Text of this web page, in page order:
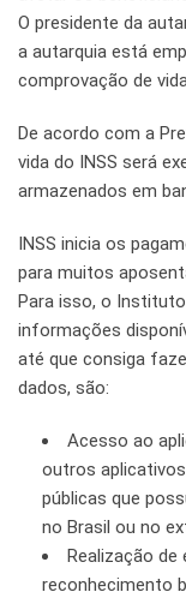
O presidente da
a autarquia está
comprovação de
De acordo com a
vida do INSS será
armazenados em
INSS inicia os
para muitos
Para isso, o
informações
até que consiga
dados, são:
Acesso ao
outros
públicas que
no Brasil ou no
Realização
reconhecimento